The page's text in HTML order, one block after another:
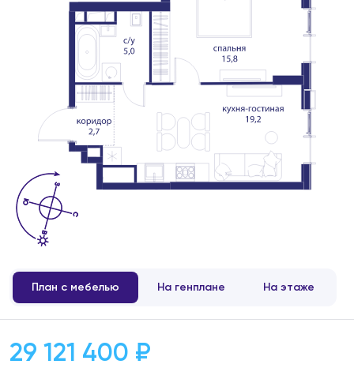
План с мебелью На генплане На этаже
29 121 400 ₽